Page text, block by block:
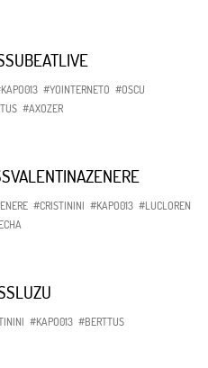
#YOINTERNETO #OSCU
#AXOZER
#CRISTININI #KAPO013 #LUCLOREN
#KAPO013 #BERTTUS